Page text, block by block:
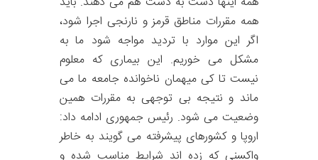
همه مقررات مناطق قرمز و نارنجی اجرا شود،
اگر این موارد با تردید مواجه شود ما به
مشکل می خوریم. این بیماری که معلوم
نیست تا کی میهمان ناخوانده جامعه ما می
ماند و نتیجه بی توجهی به مقررات همین
وضعیت می شود. رئیس جمهوری ادامه داد:
اروپا و کشورهای پیشرفته می گویند به خاطر